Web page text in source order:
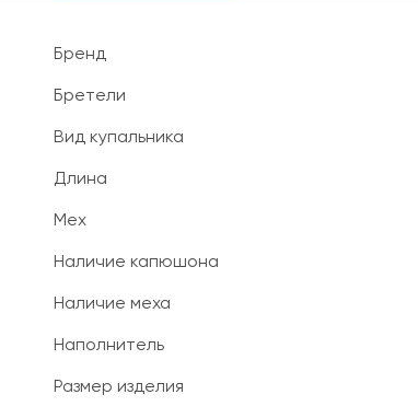
Бренд
Бретели
Вид купальника
Длина
Мех
Наличие капюшона
Наличие меха
Наполнитель
Размер изделия